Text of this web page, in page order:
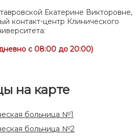
Екатерине Викторовне,
контакт-центр Клинического
с 08:00 до 20:00)
на карте
больница №1
больница №2